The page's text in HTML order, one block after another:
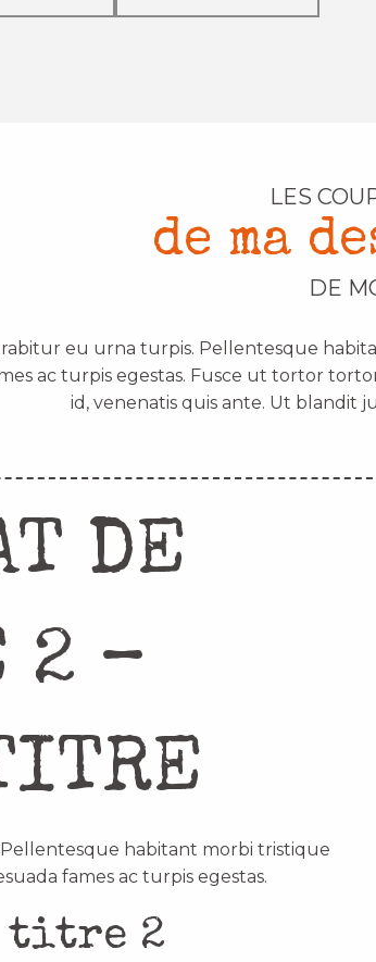
LES
de ma
DE
eu urna turpis. Pellentesque
ac turpis egestas. Fusce ut tortor
id, venenatis quis ante. Ut blandit
DE
2 –
habitant morbi tristique
fames ac turpis egestas.
titre 2